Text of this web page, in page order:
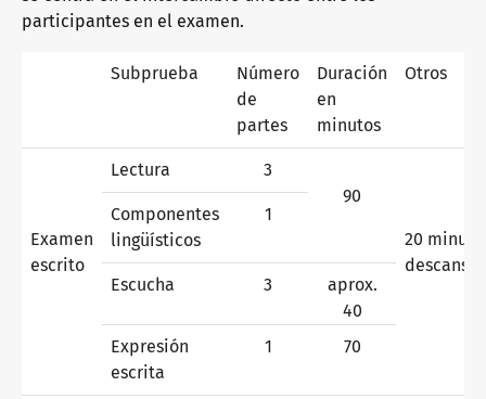
¿Por qué los certificados telc?
Verificación de certificados telc
Exámenes de idiomas: ayuda y preguntas frecuentes
Material didáctico
participantes en el examen.
Subprueba
Número
de
partes
Duración
en
minutos
Otros
Examen
escrito
Lectura
3
90
20
descanso
Componentes
lingüísticos
1
Escucha 3
aprox.
40
Expresión
escrita
1 70